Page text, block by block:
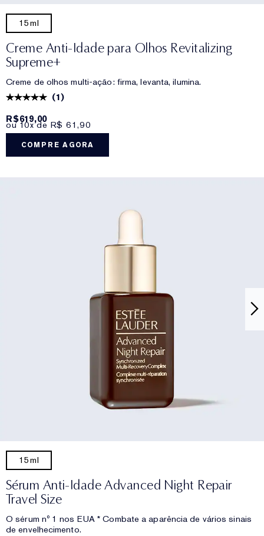
15ml
Creme Anti-Idade para Olhos Revitalizing
Supreme+
Creme de olhos multi-ação: firma, levanta, ilumina.
(1)
R$619,00
ou 10x de R$ 61,90
COMPRE AGORA
15ml
Sérum Anti-Idade Advanced Night Repair
Travel Size
O sérum nº 1 nos EUA * Combate a aparência de vários sinais
de envelhecimento.